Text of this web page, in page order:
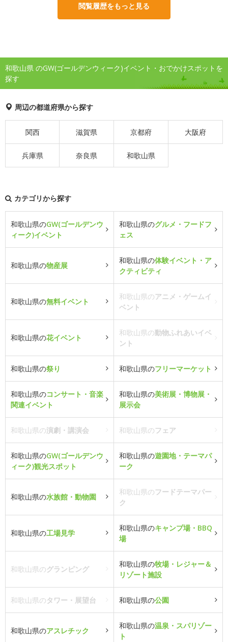
閲覧履歴をもっと見る
和歌山県 のGW(ゴールデンウィーク)イベント・おでかけスポットを
探す
周辺の都道府県から探す
関西 滋賀県 京都府 大阪府
兵庫県 奈良県 和歌山県
カテゴリから探す
和歌山県のGW(ゴールデンウ
ィーク)イベント
和歌山県のグルメ・フードフ
ェス
和歌山県の物産展
和歌山県の体験イベント・ア
クティビティ
和歌山県の無料イベント
和歌山県のアニメ・ゲームイ
ベント
和歌山県の花イベント
和歌山県の動物ふれあいイベ
ント
和歌山県の祭り 和歌山県のフリーマーケット
和歌山県のコンサート・音楽
関連イベント
和歌山県の美術展・博物展・
展示会
和歌山県の演劇・講演会 和歌山県のフェア
和歌山県のGW(ゴールデンウ
ィーク)観光スポット
和歌山県の遊園地・テーマパ
ーク
和歌山県の水族館・動物園
和歌山県のフードテーマパー
ク
和歌山県の工場見学
和歌山県のキャンプ場・BBQ
場
和歌山県のグランピング
和歌山県の牧場・レジャー＆
リゾート施設
和歌山県のタワー・展望台 和歌山県の公園
和歌山県のアスレチック
和歌山県の温泉・スパリゾー
ト